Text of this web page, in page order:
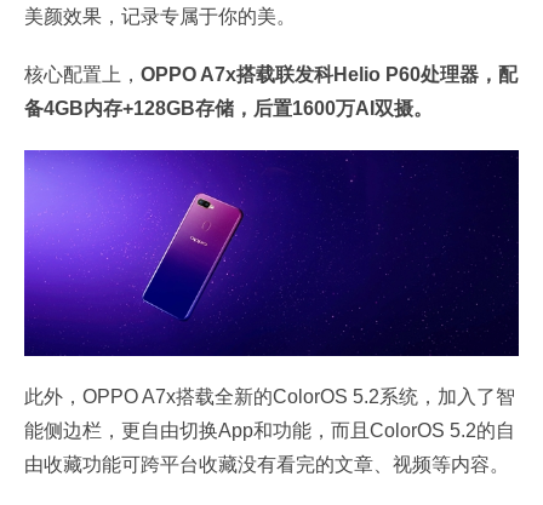
美颜效果，记录专属于你的美。
核心配置上， OPPO A7x搭载联发科Helio P60处理器，配
备4GB内存+128GB存储，后置1600万AI双摄。
此外，OPPO A7x搭载全新的ColorOS 5.2系统，加入了智
能侧边栏，更自由切换App和功能，而且ColorOS 5.2的自
由收藏功能可跨平台收藏没有看完的文章、视频等内容。